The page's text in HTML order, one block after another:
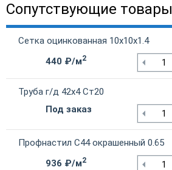
Сопутствующие товары
Сетка оцинкованная 10х10х1.4
440 ₽/м2
Труба г/д 42х4 Ст20
Под заказ
Профнастил С44 окрашенный 0.65
936 ₽/м2